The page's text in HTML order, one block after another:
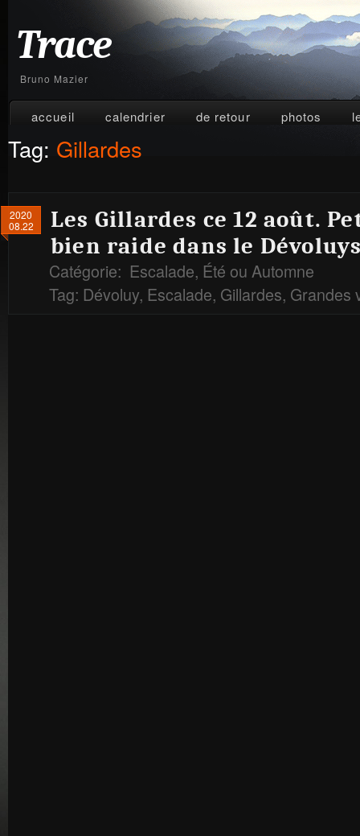
Trace
Bruno Mazier
accueil calendrier de retour photos
Tag: Gillardes
2020
08.22
Les Gillardes ce 12 août.
bien raide dans le
Catégorie: Escalade, Été ou Automne
Tag: Dévoluy, Escalade, Gillardes, Grandes